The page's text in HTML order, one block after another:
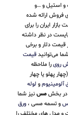
و استیل و …و
فروش ارائه شده
ایران را برای
بایست در نظر داشته
قیمت دلار و برخی
شما می‌توانیدقیمت
رویرا ملاحظه
پهلو یا چهار
آلومینیومو لوله
در بخشمسنیز شما
و تسمه مسی ، ورق